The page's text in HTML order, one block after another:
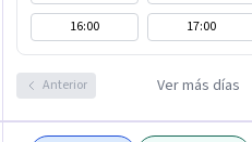
16:00
17:00
Anterior Ver más días